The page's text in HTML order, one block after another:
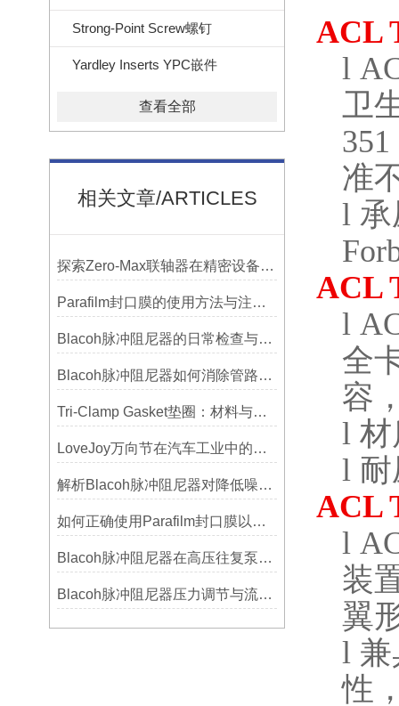
Strong-Point Screw螺钉
Yardley Inserts YPC嵌件
查看全部
相关文章/ARTICLES
探索Zero-Max联轴器在精密设备中的优势
Parafilm封口膜的使用方法与注意事项
Blacoh脉冲阻尼器的日常检查与预防性维护清单
Blacoh脉冲阻尼器如何消除管路振动与噪音？
Tri-Clamp Gasket垫圈：材料与应用的全面指南
LoveJoy万向节在汽车工业中的重要性
解析Blacoh脉冲阻尼器对降低噪音的显著作用
如何正确使用Parafilm封口膜以确保实验结果的准确性？
Blacoh脉冲阻尼器在高压往复泵系统中的应用
Blacoh脉冲阻尼器压力调节与流量匹配技巧
ACL
l
卫
准
l 承
ACL
l
全
容
l 材
l
ACL
l
装
翼
l
性